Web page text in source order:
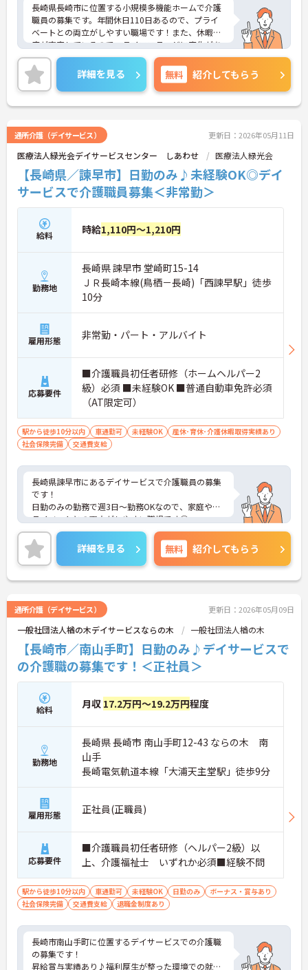
長崎県長崎市に位置する小規模多機能ホームで介護
職員の募集です。年間休日110日あるので、プライ
ベートとの両立がしやすい職場です！また、休暇制
度が充実しているので、ライフステージに変化があ
った際も安心です♪ご興味のある方はご面接のポイ
ントお伝えしますのでご気軽にお問い合わせくださ
い。
詳細を見る 無料 紹介してもらう
通所介護（デイサービス） 更新日：2026年05月11日
医療法人緑光会デイサービスセンター しあわせ 医療法人緑光会
【長崎県／諫早市】日勤のみ♪未経験OK◎デイ
サービスで介護職員募集＜非常勤＞
給料 時給1,110円～1,210円
勤務地
長崎県 諫早市 堂崎町15-14
ＪＲ長崎本線(鳥栖－長崎)「西諫早駅」徒歩
10分
雇用形態 非常勤・パート・アルバイト
応募要件
■介護職員初任者研修（ホームヘルパー2
級）必須 ■未経験OK ■普通自動車免許必須
（AT限定可）
駅から徒歩10分以内 車通勤可 未経験OK
産休･育休･介護休暇取得実績あり
社会保険完備
交通費支給
長崎県諫早市にあるデイサービスで介護職員の募集
です！
日勤のみの勤務で週3日～勤務OKなので、家庭やプ
ライベートとの両立がしやすい職場です◎
また、最寄駅から徒歩圏内でマイカー通勤もOKなの
で、ご自身のライフスタイルに合わせた交通手段が
選べます♪
ご興味ある方は面接ポイントをお伝えしますので、
お気軽にご連絡ください。
詳細を見る 無料 紹介してもらう
通所介護（デイサービス） 更新日：2026年05月09日
一般社団法人楢の木デイサービスならの木 一般社団法人楢の木
【長崎市／南山手町】日勤のみ♪デイサービスで
の介護職の募集です！＜正社員＞
給料 月収 17.2万円～19.2万円程度
勤務地
長崎県 長崎市 南山手町12-43 ならの木 南
山手
長崎電気軌道本線「大浦天主堂駅」徒歩9分
雇用形態 正社員(正職員)
応募要件
■介護職員初任者研修（ヘルパー2級）以
上、介護福祉士 いずれか必須■経験不問
駅から徒歩10分以内 車通勤可 未経験OK 日勤のみ
ボーナス・賞与あり
社会保険完備
交通費支給 退職金制度あり
長崎市南山手町に位置するデイサービスでの介護職
の募集です！
昇給賞与実績あり♪福利厚生が整った環境での就業